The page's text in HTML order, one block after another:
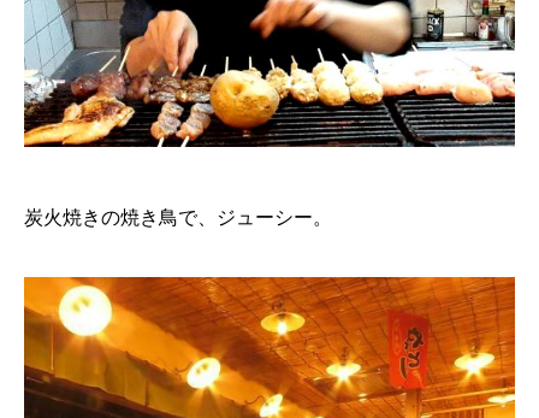
炭火焼きの焼き鳥で、ジューシー。